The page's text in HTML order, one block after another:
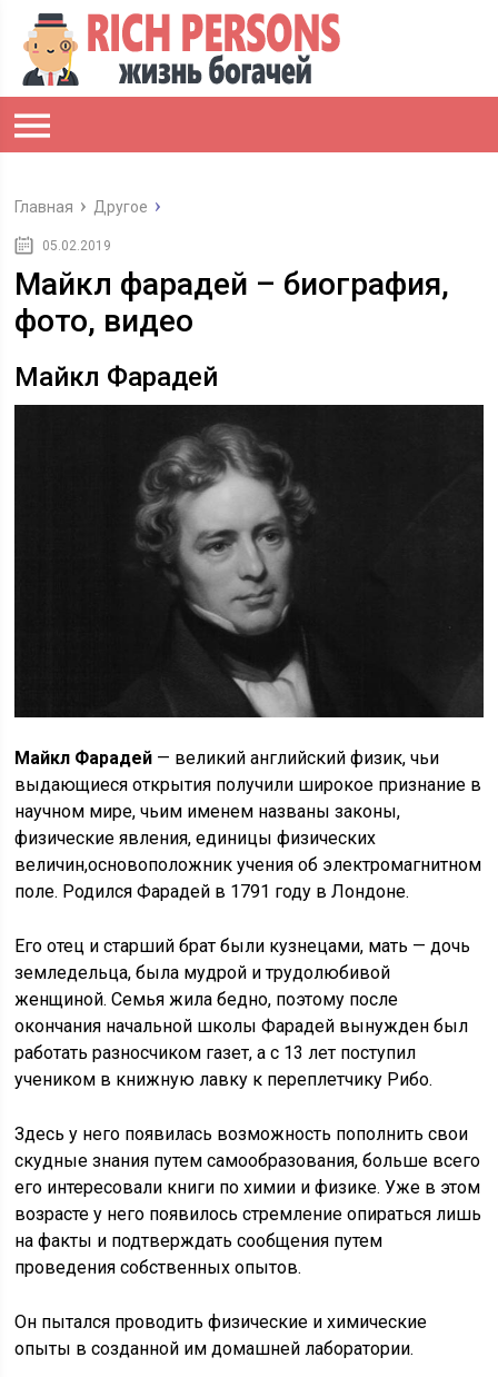
Главная Другое
05.02.2019
Майкл фарадей – биография,
фото, видео
Майкл Фарадей
Майкл Фарадей — великий английский физик, чьи
выдающиеся открытия получили широкое признание в
научном мире, чьим именем названы законы,
физические явления, единицы физических
величин,основоположник учения об электромагнитном
поле. Родился Фарадей в 1791 году в Лондоне.
Его отец и старший брат были кузнецами, мать — дочь
земледельца, была мудрой и трудолюбивой
женщиной. Семья жила бедно, поэтому после
окончания начальной школы Фарадей вынужден был
работать разносчиком газет, а с 13 лет поступил
учеником в книжную лавку к переплетчику Рибо.
Здесь у него появилась возможность пополнить свои
скудные знания путем самообразования, больше всего
его интересовали книги по химии и физике. Уже в этом
возрасте у него появилось стремление опираться лишь
на факты и подтверждать сообщения путем
проведения собственных опытов.
Он пытался проводить физические и химические
опыты в созданной им домашней лаборатории.